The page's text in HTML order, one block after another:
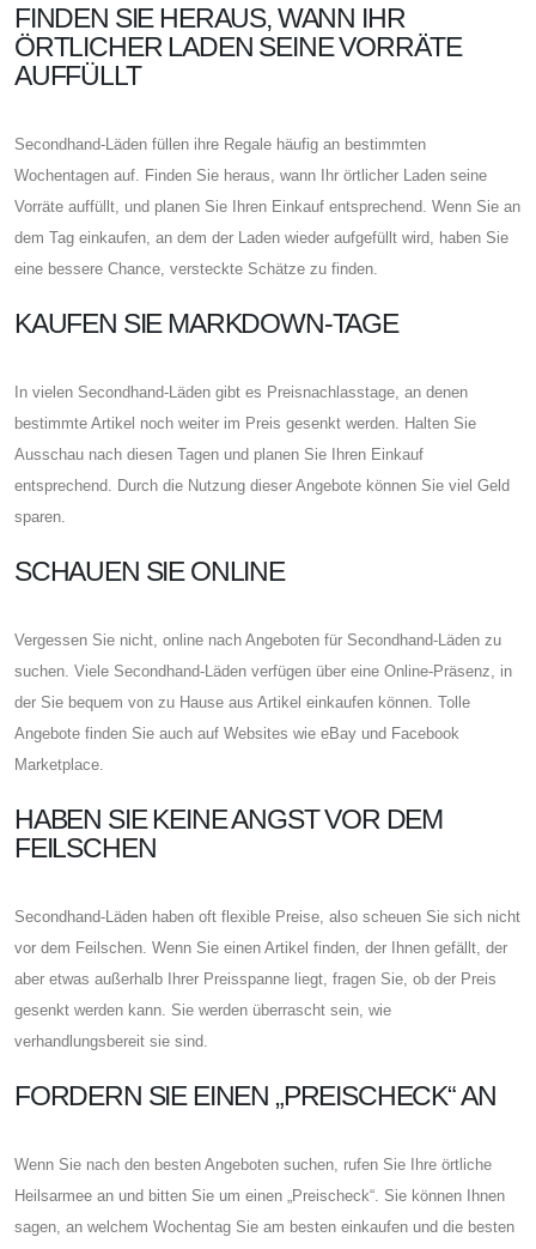
FINDEN SIE HERAUS, WANN IHR
ÖRTLICHER LADEN SEINE VORRÄTE
AUFFÜLLT
Secondhand-Läden füllen ihre Regale häufig an bestimmten
Wochentagen auf. Finden Sie heraus, wann Ihr örtlicher Laden seine
Vorräte auffüllt, und planen Sie Ihren Einkauf entsprechend. Wenn Sie an
dem Tag einkaufen, an dem der Laden wieder aufgefüllt wird, haben Sie
eine bessere Chance, versteckte Schätze zu finden.
KAUFEN SIE MARKDOWN-TAGE
In vielen Secondhand-Läden gibt es Preisnachlasstage, an denen
bestimmte Artikel noch weiter im Preis gesenkt werden. Halten Sie
Ausschau nach diesen Tagen und planen Sie Ihren Einkauf
entsprechend. Durch die Nutzung dieser Angebote können Sie viel Geld
sparen.
SCHAUEN SIE ONLINE
Vergessen Sie nicht, online nach Angeboten für Secondhand-Läden zu
suchen. Viele Secondhand-Läden verfügen über eine Online-Präsenz, in
der Sie bequem von zu Hause aus Artikel einkaufen können. Tolle
Angebote finden Sie auch auf Websites wie eBay und Facebook
Marketplace.
HABEN SIE KEINE ANGST VOR DEM
FEILSCHEN
Secondhand-Läden haben oft flexible Preise, also scheuen Sie sich nicht
vor dem Feilschen. Wenn Sie einen Artikel finden, der Ihnen gefällt, der
aber etwas außerhalb Ihrer Preisspanne liegt, fragen Sie, ob der Preis
gesenkt werden kann. Sie werden überrascht sein, wie
verhandlungsbereit sie sind.
FORDERN SIE EINEN „PREISCHECK“ AN
Wenn Sie nach den besten Angeboten suchen, rufen Sie Ihre örtliche
Heilsarmee an und bitten Sie um einen „Preischeck“. Sie können Ihnen
sagen, an welchem ​​Wochentag Sie am besten einkaufen und die besten